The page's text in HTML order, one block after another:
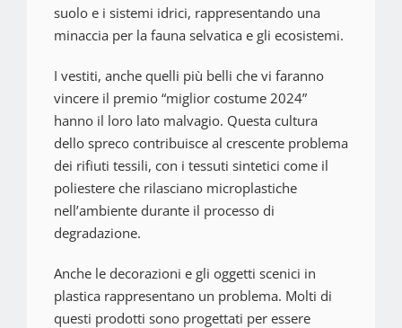
suolo e i sistemi idrici, rappresentando una
minaccia per la fauna selvatica e gli ecosistemi.
I vestiti, anche quelli più belli che vi faranno
vincere il premio “miglior costume 2024”
hanno il loro lato malvagio. Questa cultura
dello spreco contribuisce al crescente problema
dei rifiuti tessili, con i tessuti sintetici come il
poliestere che rilasciano microplastiche
nell’ambiente durante il processo di
degradazione.
Anche le decorazioni e gli oggetti scenici in
plastica rappresentano un problema. Molti di
questi prodotti sono progettati per essere